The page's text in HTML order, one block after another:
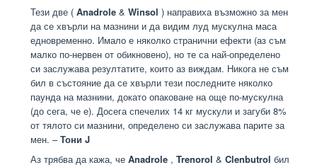
Тези две ( Anadrole & Winsol ) направиха възможно за мен
да се хвърли на мазнини и да видим луд мускулна маса
едновременно. Имало е няколко странични ефекти (аз съм
малко по-нервен от обикновено), но те са най-определено
си заслужава резултатите, които аз виждам. Никога не съм
бил в състояние да се хвърли тези последните няколко
паунда на мазнини, докато опаковане на още по-мускулна
(до сега, че е). Досега спечелих 14 кг мускули и загуби 8%
от тялото си мазнини, определено си заслужава парите за
мен. –Тони J
Аз трябва да кажа, че Anadrole , Trenorol & Clenbutrol бил